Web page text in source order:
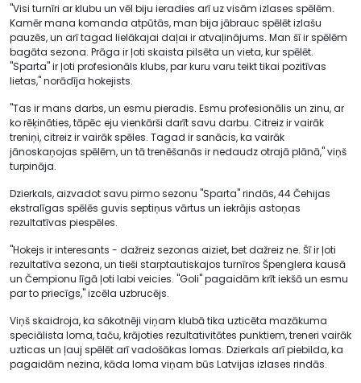
"Visi turnīri ar klubu un vēl biju ieradies arī uz visām izlases spēlēm.
Kamēr mana komanda atpūtās, man bija jābrauc spēlēt izlašu
pauzēs, un arī tagad lielākajai daļai ir atvaļinājums. Man šī ir spēlēm
bagāta sezona. Prāga ir ļoti skaista pilsēta un vieta, kur spēlēt.
"Sparta" ir ļoti profesionāls klubs, par kuru varu teikt tikai pozitīvas
lietas," norādīja hokejists.
"Tas ir mans darbs, un esmu pieradis. Esmu profesionālis un zinu, ar
ko rēķināties, tāpēc eju vienkārši darīt savu darbu. Citreiz ir vairāk
treniņi, citreiz ir vairāk spēles. Tagad ir sanācis, ka vairāk
jānoskaņojas spēlēm, un tā trenēšanās ir nedaudz otrajā plānā," viņš
turpināja.
Dzierkals, aizvadot savu pirmo sezonu "Sparta" rindās, 44 Čehijas
ekstralīgas spēlēs guvis septiņus vārtus un iekrājis astoņas
rezultatīvas piespēles.
"Hokejs ir interesants - dažreiz sezonas aiziet, bet dažreiz ne. Šī ir ļoti
rezultatīva sezona, un tieši starptautiskajos turnīros Špenglera kausā
un Čempionu līgā ļoti labi veicies. "Goli" pagaidām krīt iekšā un esmu
par to priecīgs," izcēla uzbrucējs.
Viņš skaidroja, ka sākotnēji viņam klubā tika uzticēta mazākuma
speciālista loma, taču, krājoties rezultativitātes punktiem, treneri vairāk
uzticas un ļauj spēlēt arī vadošākas lomas. Dzierkals arī piebilda, ka
pagaidām nezina, kāda loma viņam būs Latvijas izlases rindās.